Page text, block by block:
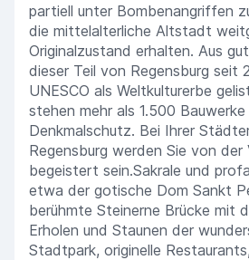
partiell unter Bombenangriffen
die mittelalterliche Altstadt
Originalzustand erhalten. Aus
dieser Teil von Regensburg seit
UNESCO als Weltkulturerbe
stehen mehr als 1.500
Denkmalschutz. Bei Ihrer
Regensburg werden Sie von
begeistert sein.Sakrale und
etwa der gotische Dom Sankt
berühmte Steinerne Brücke mit
Erholen und Staunen der
Stadtpark, originelle